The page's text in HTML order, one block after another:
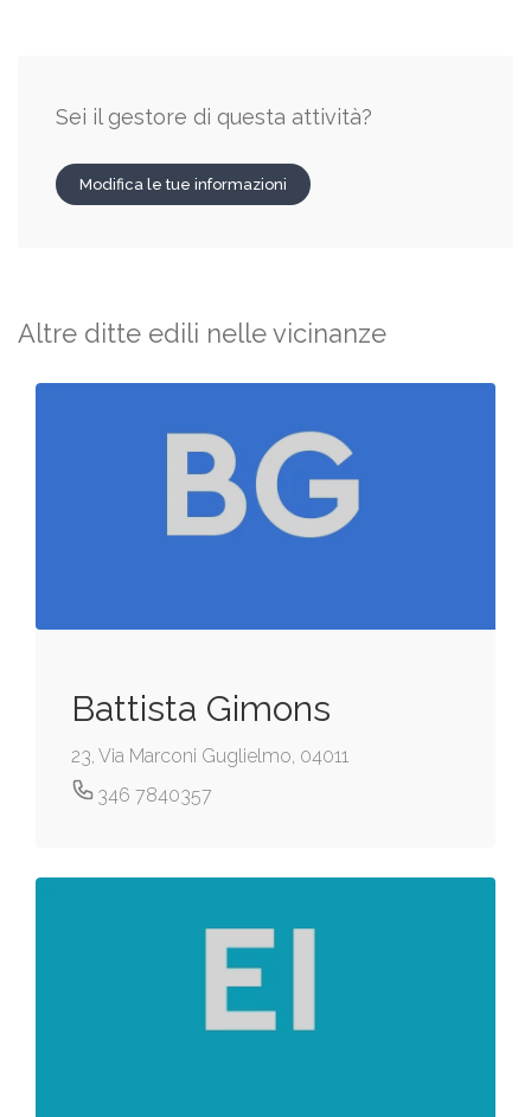
Sei il gestore di questa attività?
Modifica le tue informazioni
Altre ditte edili nelle vicinanze
Battista Gimons
23, Via Marconi Guglielmo, 04011
346 7840357